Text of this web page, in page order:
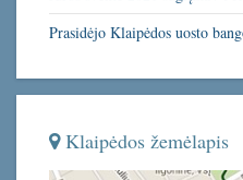
Prasidėjo Klaipėdos uosto
Klaipėdos žemėlapis